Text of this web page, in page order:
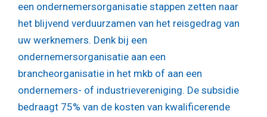
een ondernemersorganisatie stappen zetten naar
het blijvend verduurzamen van het reisgedrag van
uw werknemers. Denk bij een
ondernemersorganisatie aan een
brancheorganisatie in het mkb of aan een
ondernemers- of industrievereniging. De subsidie
bedraagt 75% van de kosten van kwalificerende